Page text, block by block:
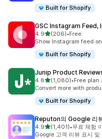
Built for Shopify
GSC Instagram Feed,
4.9별 5개 중
(206)
총 리뷰 206개
•Free
Show Instagram feed
Built for Shopify
Junip Product
4.8별 5개 중
(1,080)
총 리뷰 1080개
•Free plan
Convert more with
Built for Shopify
Reputon의 Google 리
4.9별 5개 중
(1,401)
총 리뷰 1401개
•무료 체험
Google 고객 리뷰 표시 및